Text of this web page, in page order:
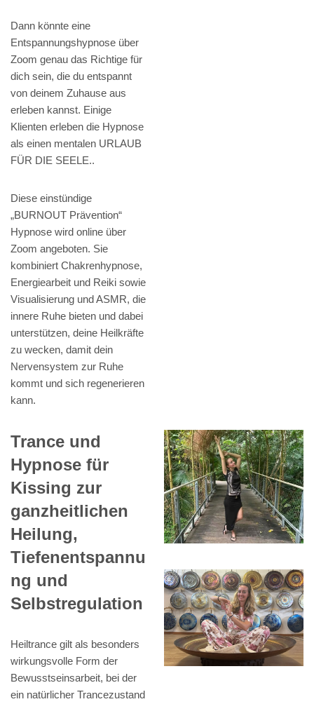
Dann könnte eine
Entspannungshypnose über
Zoom genau das Richtige für
dich sein, die du entspannt
von deinem Zuhause aus
erleben kannst. Einige
Klienten erleben die Hypnose
als einen mentalen URLAUB
FÜR DIE SEELE..
Diese einstündige
„BURNOUT Prävention“
Hypnose wird online über
Zoom angeboten. Sie
kombiniert Chakrenhypnose,
Energiearbeit und Reiki sowie
Visualisierung und ASMR, die
innere Ruhe bieten und dabei
unterstützen, deine Heilkräfte
zu wecken, damit dein
Nervensystem zur Ruhe
kommt und sich regenerieren
kann.
Trance und
Hypnose für
Kissing zur
ganzheitlichen
Heilung,
Tiefenentspannu
ng und
Selbstregulation
Heiltrance gilt als besonders
wirkungsvolle Form der
Bewusstseinsarbeit, bei der
ein natürlicher Trancezustand